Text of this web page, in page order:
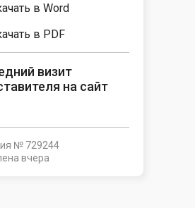
в Word
в PDF
визит
на сайт
№ 729244
вчера